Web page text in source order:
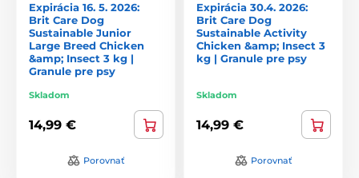
Expirácia 16. 5. 2026:
Brit Care Dog
Sustainable Junior
Large Breed Chicken
&amp; Insect 3 kg |
Granule pre psy
Skladom
14,99 €
Porovnať
Expirácia 30.4. 2026:
Brit Care Dog
Sustainable Activity
Chicken &amp; Insect 3
kg | Granule pre psy
Skladom
14,99 €
Porovnať